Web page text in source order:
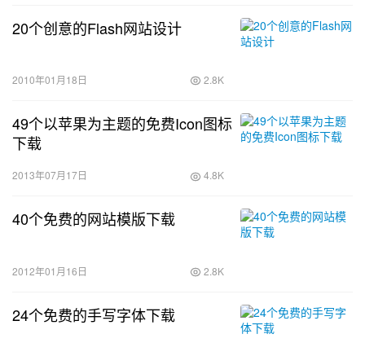
20个创意的Flash网站设计
2010年01月18日 2.8K
49个以苹果为主题的免费Icon图标
下载
2013年07月17日 4.8K
40个免费的网站模版下载
2012年01月16日 2.8K
24个免费的手写字体下载